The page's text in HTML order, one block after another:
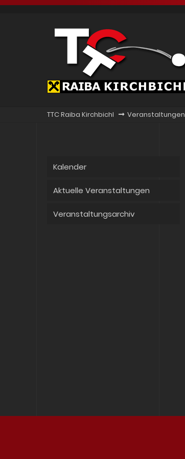
TTC Raiba Kirchbichl Veranstaltungen
Kalender
Aktuelle Veranstaltungen
Veranstaltungsarchiv